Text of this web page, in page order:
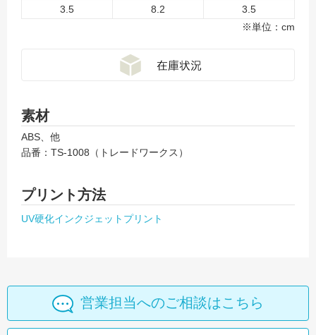
3.5
8.2
3.5
※単位：cm
素材
ABS、他
品番：TS-1008（トレードワークス）
プリント方法
UV硬化インクジェットプリント
営業担当へのご相談はこちら